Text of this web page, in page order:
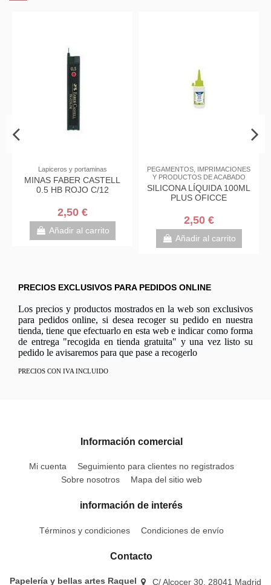
Lapiceros y portaminas
FABER CASTELL
0.5 HB ROJO C/12
2,50 €
Añadir al carrito
PEGAMENTOS, IMPRIMACIONES
Y PRODUCTOS DE ACABADO
SILICONA LÍQUIDA 100ML
PLUS OFICCE
2,50 €
Añadir al carrito
PRECIOS EXCLUSIVOS PARA PEDIDOS ONLINE
Los precios y productos mostrados en la web son exclusivos
para pedidos online, si desea recoger su pedido en nuestra
tienda, tiene que efectuarlo en esta web e indicar como forma
de entrega "recogida en tienda gratuita" y una vez listo su
pedido le avisaremos para que pase a recogerlo
PRECIOS CON IVA INCLUIDO
Información comercial
Mi cuenta
Seguimiento para clientes no registrados
Sobre nosotros
Mapa del sitio web
información de interés
Términos y condiciones Condiciones de envío
Contacto
Papelería y bellas artes Raquel C/ Alcocer 30, 28041 Madrid